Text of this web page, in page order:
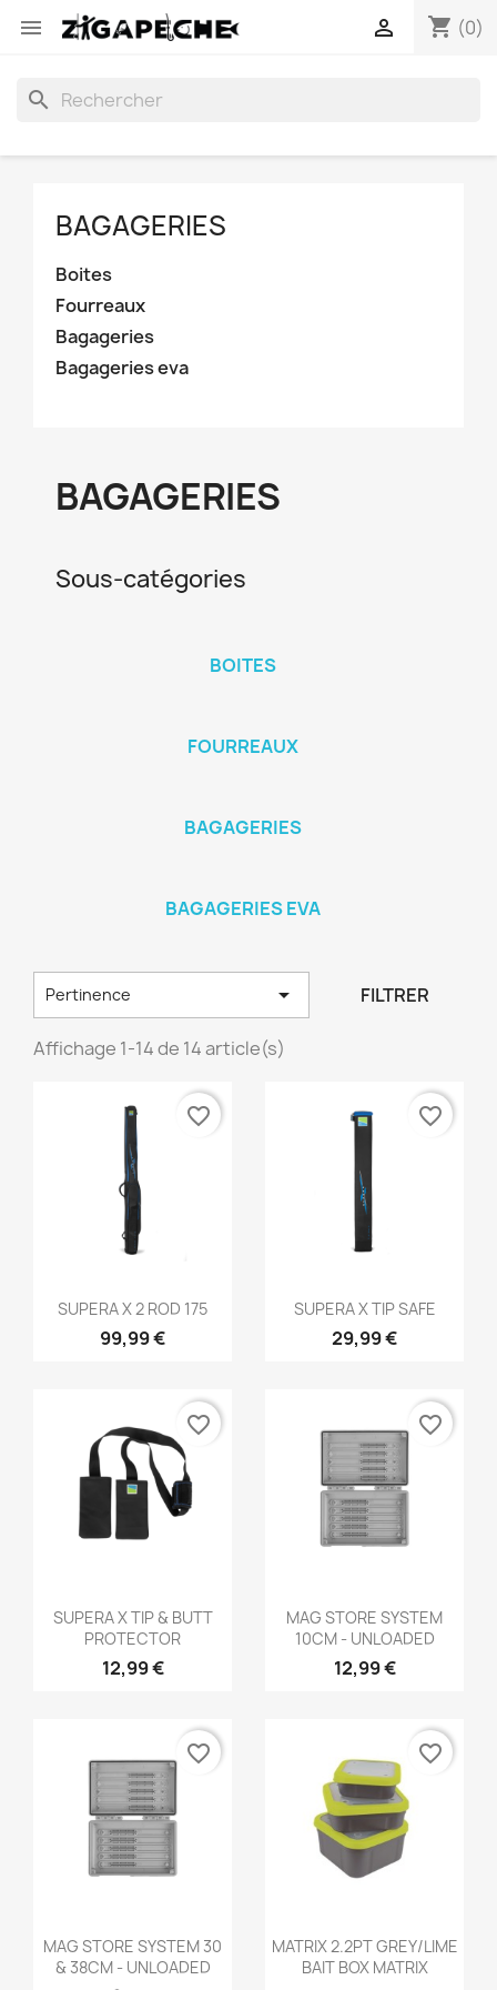
 shopping_cart (0)

search
BAGAGERIES
Boites
Fourreaux
Bagageries
Bagageries eva
BAGAGERIES
Sous-catégories
BOITES
FOURREAUX
BAGAGERIES
BAGAGERIES EVA
Pertinence  FILTRER
Affichage 1-14 de 14 article(s)
Aperçu rapide
SUPERA X 2 ROD 175
99,99 €
favorite_border
Aperçu rapide
SUPERA X TIP SAFE
29,99 €
favorite_border
Aperçu rapide
SUPERA X TIP & BUTT
PROTECTOR
12,99 €
favorite_border
Aperçu rapide
MAG STORE SYSTEM
10CM - UNLOADED
12,99 €
favorite_border
 Aperçu rapide
MAG STORE SYSTEM 30
& 38CM - UNLOADED
favorite_border
Aperçu rapide
MATRIX 2.2PT GREY/LIME
BAIT BOX MATRIX
favorite_border